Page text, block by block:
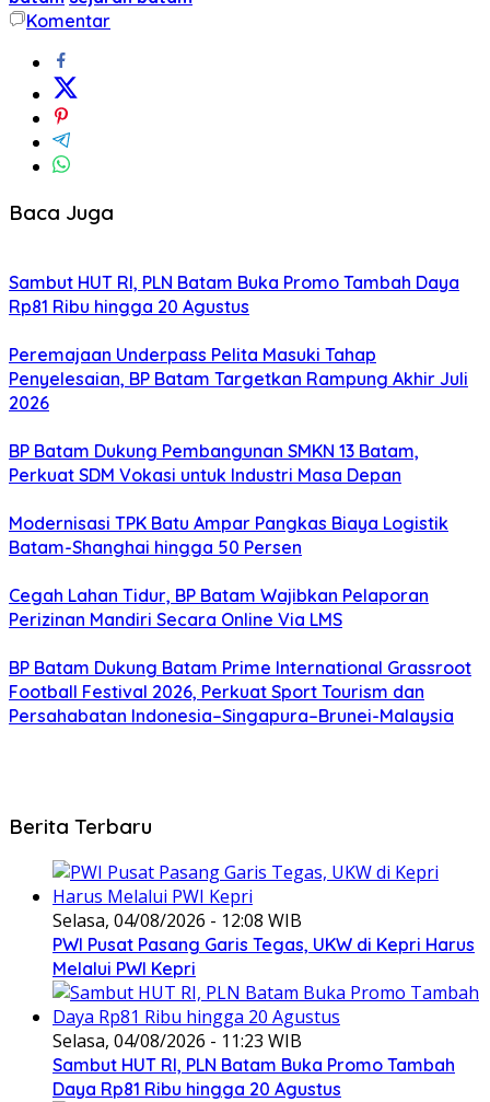
Komentar
Baca Juga
Sambut HUT RI, PLN Batam Buka Promo Tambah Daya
Rp81 Ribu hingga 20 Agustus
Peremajaan Underpass Pelita Masuki Tahap
Penyelesaian, BP Batam Targetkan Rampung Akhir Juli
2026
BP Batam Dukung Pembangunan SMKN 13 Batam,
Perkuat SDM Vokasi untuk Industri Masa Depan
Modernisasi TPK Batu Ampar Pangkas Biaya Logistik
Batam-Shanghai hingga 50 Persen
Cegah Lahan Tidur, BP Batam Wajibkan Pelaporan
Perizinan Mandiri Secara Online Via LMS
BP Batam Dukung Batam Prime International Grassroot
Football Festival 2026, Perkuat Sport Tourism dan
Persahabatan Indonesia–Singapura–Brunei-Malaysia
Berita Terbaru
Selasa, 04/08/2026 - 12:08 WIB
PWI Pusat Pasang Garis Tegas, UKW di Kepri Harus
Melalui PWI Kepri
Selasa, 04/08/2026 - 11:23 WIB
Sambut HUT RI, PLN Batam Buka Promo Tambah
Daya Rp81 Ribu hingga 20 Agustus